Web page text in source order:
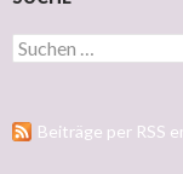
Suchen nach:
Beiträge per RSS